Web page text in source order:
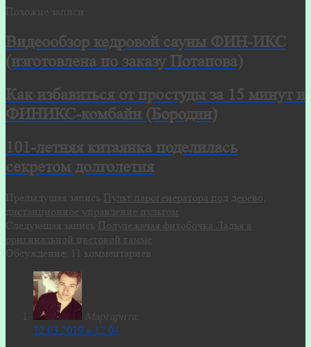
Похожие записи
Видеообзор кедровой сауны ФИН-ИКС
(изготовлена по заказу Потапова)
Как избавиться от простуды за 15 минут и
ФИНИКС-комбайн (Бородин)
101-летняя китаянка поделилась
секретом долголетия
Предыдущая запись Пульт парогенератора под дерево,
дистанционное управление пультом
Следующая запись Полулежачая фитобочка Ладья в
оригинальной цветовой гамме
Обсуждение: 11 комментариев
Маргарита
12.03.2019 в 12:04